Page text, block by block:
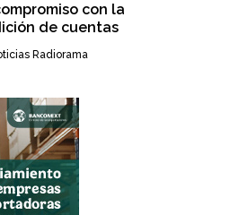
con la
de cuentas
Radiorama